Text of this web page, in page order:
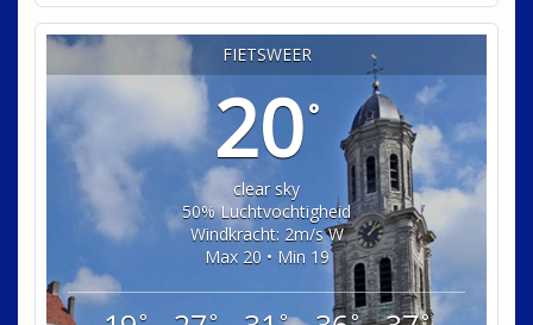
FIETSWEER
20°
clear sky
50% Luchtvochtigheid
Windkracht: 2m/s W
Max 20 • Min 19